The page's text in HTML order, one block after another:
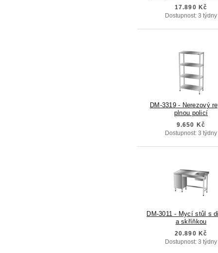
17.890 Kč
Dostupnost: 3 týdny
DM-3319 - Nerezový
plnou policí
9.650 Kč
Dostupnost: 3 týdny
DM-3011 - Mycí stůl s
a skříňkou
20.890 Kč
Dostupnost: 3 týdny